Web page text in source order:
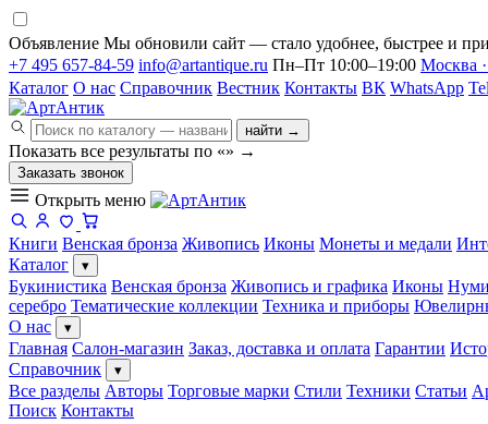
Объявление Мы обновили сайт — стало удобнее, быстрее и
+7 495 657-84-59 info@artantique.ru Пн–Пт 10:00–19:00 Москва
Каталог О нас Справочник Вестник Контакты ВК WhatsApp
найти →
Показать все результаты по «» →
Заказать звонок
Открыть меню
Книги Венская бронза Живопись Иконы Монеты и медали
Каталог
▾
Букинистика Венская бронза Живопись и графика Иконы
серебро Тематические коллекции Техника и приборы
О нас
▾
Главная Салон-магазин Заказ, доставка и оплата Гарантии
Справочник
▾
Все разделы Авторы Торговые марки Стили Техники Статьи
Поиск Контакты